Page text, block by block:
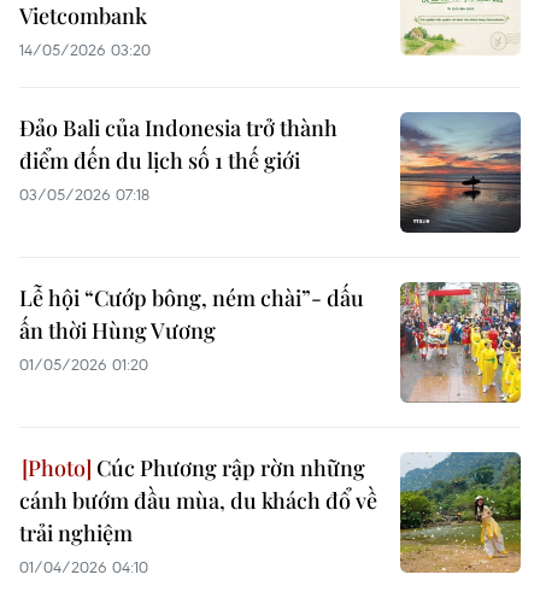
Vietcombank
14/05/2026 03:20
Đảo Bali của Indonesia trở thành
điểm đến du lịch số 1 thế giới
03/05/2026 07:18
Lễ hội “Cướp bông, ném chài”- dấu
ấn thời Hùng Vương
01/05/2026 01:20
Cúc Phương rập rờn những
cánh bướm đầu mùa, du khách đổ về
trải nghiệm
01/04/2026 04:10